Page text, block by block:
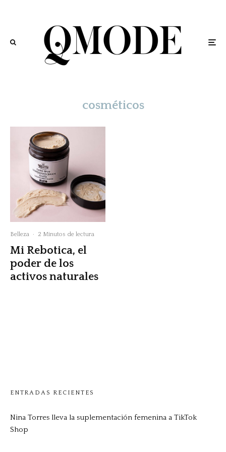
cosméticos
Belleza · 2 Minutos de lectura
Mi Rebotica, el
poder de los
activos naturales
ENTRADAS RECIENTES
Nina Torres lleva la suplementación femenina a TikTok
Shop